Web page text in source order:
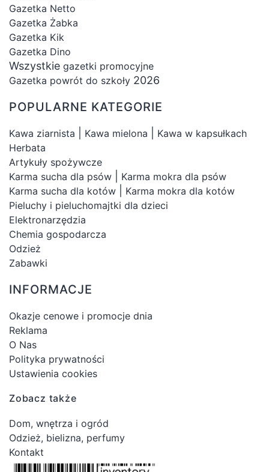
Gazetka Netto
Gazetka Żabka
Gazetka Kik
Gazetka Dino
Wszystkie gazetki promocyjne
Gazetka powrót do szkoły 2026
POPULARNE KATEGORIE
Kawa ziarnista Kawa mielona
Kawa w kapsułkach
Herbata
Artykuły spożywcze
Karma sucha dla psów
Karma mokra dla psów
Karma sucha dla kotów
Karma mokra dla kotów
Pieluchy i pieluchomajtki dla dzieci
Elektronarzędzia
Chemia gospodarcza
Odzież
Zabawki
INFORMACJE
Okazje cenowe i promocje dnia
Reklama
O Nas
Polityka prywatności
Ustawienia cookies
Zobacz także
Dom, wnętrza i ogród
Odzież, bielizna, perfumy
Kontakt